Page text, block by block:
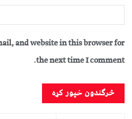
and website in this browser for
the next time I comment.